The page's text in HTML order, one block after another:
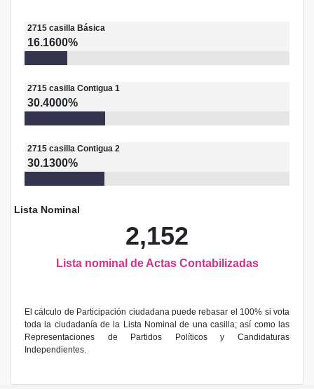
2715 casilla Básica
16.1600%
2715 casilla Contigua 1
30.4000%
2715 casilla Contigua 2
30.1300%
Lista Nominal
2,152
Lista nominal de Actas Contabilizadas
El cálculo de Participación ciudadana puede rebasar el 100% si vota
toda la ciudadanía de la Lista Nominal de una casilla; así como las
Representaciones de Partidos Políticos y Candidaturas
Independientes.